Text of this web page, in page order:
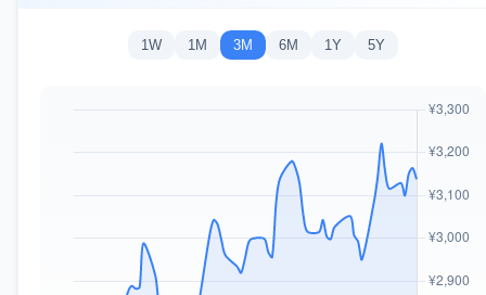
1W 1M 3M 6M 1Y 5Y